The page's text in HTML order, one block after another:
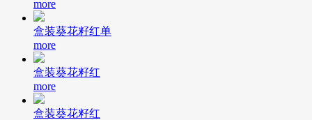
more
盒装葵花籽红单
more
盒装葵花籽红
more
盒装葵花籽红